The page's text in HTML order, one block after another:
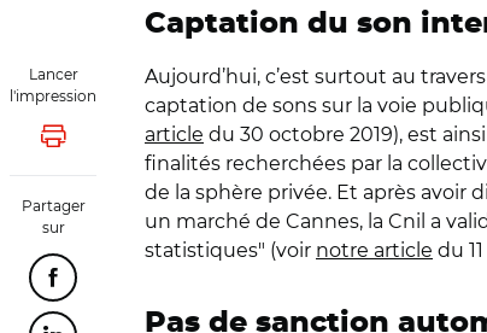
Lancer
l'impression
Lancer l'impression
Partager
sur
Partager cette page sur Facebook
Captation du son
Aujourd’hui, c’est surtout au
captation de sons sur la voie
article du 30 octobre 2019), est
finalités recherchées par la
de la sphère privée. Et après avoir
un marché de Cannes, la Cnil a
statistiques" (voir notre article du
Pas de sanction